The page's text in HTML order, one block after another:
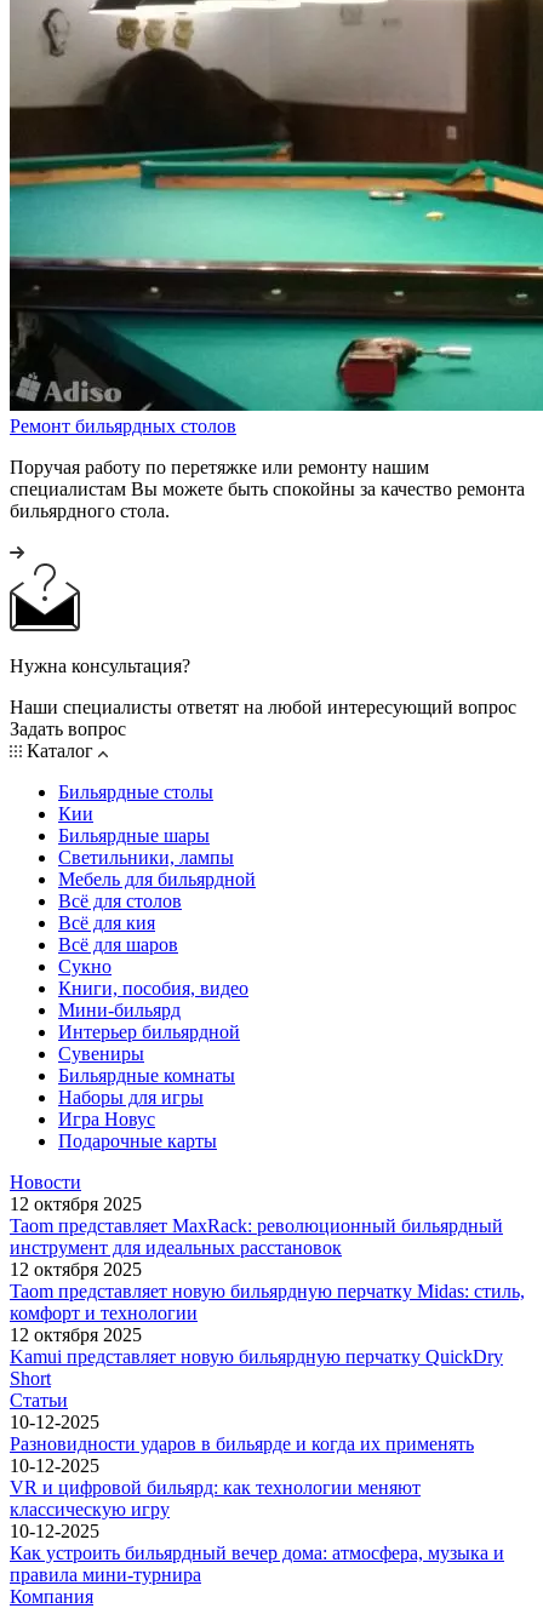
Ремонт бильярдных столов
Поручая работу по перетяжке или ремонту нашим
специалистам Вы можете быть спокойны за качество ремонта
бильярдного стола.
Нужна консультация?
Наши специалисты ответят на любой интересующий вопрос
Задать вопрос
Каталог
Бильярдные столы
Кии
Бильярдные шары
Светильники, лампы
Мебель для бильярдной
Всё для столов
Всё для кия
Всё для шаров
Сукно
Книги, пособия, видео
Мини-бильярд
Интерьер бильярдной
Сувениры
Бильярдные комнаты
Наборы для игры
Игра Новус
Подарочные карты
Новости
12 октября 2025
Taom представляет MaxRack: революционный бильярдный
инструмент для идеальных расстановок
12 октября 2025
Taom представляет новую бильярдную перчатку Midas: стиль,
комфорт и технологии
12 октября 2025
Kamui представляет новую бильярдную перчатку QuickDry
Short
Статьи
10-12-2025
Разновидности ударов в бильярде и когда их применять
10-12-2025
VR и цифровой бильярд: как технологии меняют
классическую игру
10-12-2025
Как устроить бильярдный вечер дома: атмосфера, музыка и
правила мини-турнира
Компания